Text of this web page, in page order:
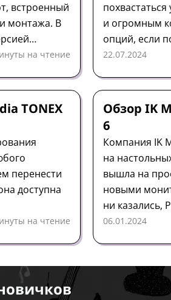
встроенный
монтажа. В
ARC вы
круга
на чтение
и огромным
опций, если
Самый
22.07.2024
TONEX
перенести
доступна
на чтение
Обзор IK
6
Компания IK
на
вышла на
новыми
ни казались,
функции
06.01.2024